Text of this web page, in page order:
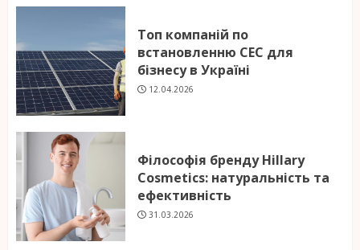
Топ компаній по
встановленню СЕС для
бізнесу в Україні
12.04.2026
Філософія бренду Hillary
Cosmetics: натуральність та
ефективність
31.03.2026